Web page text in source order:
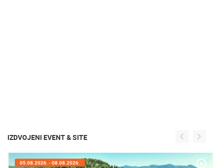
IZDVOJENI EVENT & SITE
05.08.2026. - 05.08.2026.